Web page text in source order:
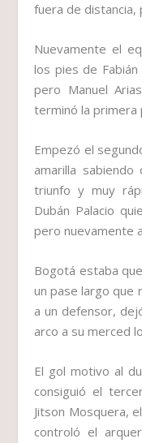
fuera de distancia,
Nuevamente el
los pies de
pero Manuel
terminó la primera
Empezó el
amarilla
triunfo y muy
Dubán Palacio
pero nuevamente
Bogotá estaba
un pase largo que
a un defensor,
arco a su merced
El gol motivo al
consiguió el
Jitson Mosquera,
controló el